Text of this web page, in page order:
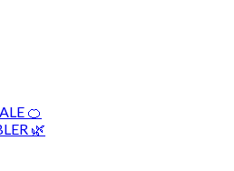
🍊
🌿